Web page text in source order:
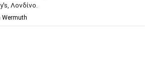
Λονδίνο.
Wermuth